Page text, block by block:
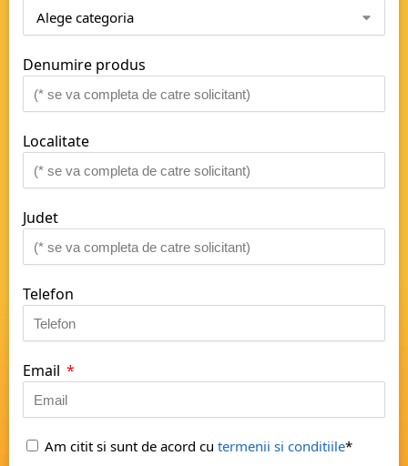
Denumire produs
Localitate
Judet
Telefon
Email
Am citit si sunt de acord cu termenii si conditiile*